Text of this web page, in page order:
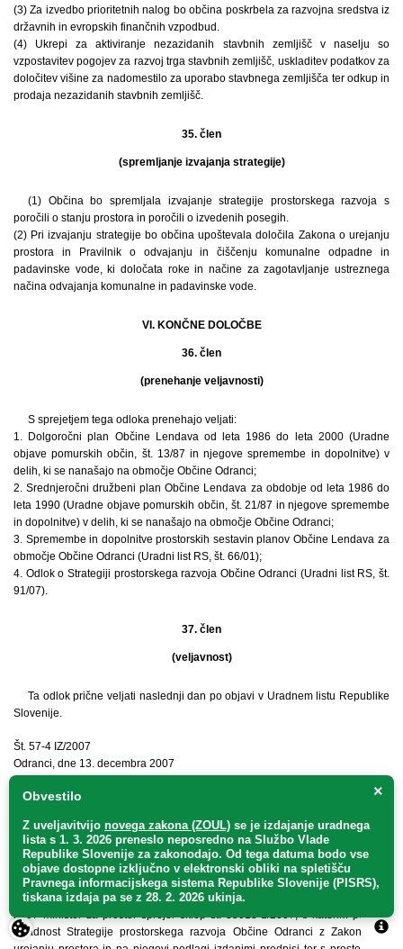
(3) Za izvedbo prioritetnih nalog bo občina poskrbela za razvojna sredstva iz
državnih in evropskih finančnih vzpodbud.
(4) Ukrepi za aktiviranje nezazidanih stavbnih zemljišč v naselju so
vzpostavitev pogojev za razvoj trga stavbnih zemljišč, uskladitev podatkov za
določitev višine za nadomestilo za uporabo stavbnega zemljišča ter odkup in
prodaja nezazidanih stavbnih zemljišč.
35. člen
(spremljanje izvajanja strategije)
(1) Občina bo spremljala izvajanje strategije prostorskega razvoja s
poročili o stanju prostora in poročili o izvedenih posegih.
(2) Pri izvajanju strategije bo občina upoštevala določila Zakona o urejanju
prostora in Pravilnik o odvajanju in čiščenju komunalne odpadne in
padavinske vode, ki določata roke in načine za zagotavljanje ustreznega
načina odvajanja komunalne in padavinske vode.
VI. KONČNE DOLOČBE
36. člen
(prenehanje veljavnosti)
S sprejetjem tega odloka prenehajo veljati:
1. Dolgoročni plan Občine Lendava od leta 1986 do leta 2000 (Uradne
objave pomurskih občin, št. 13/87 in njegove spremembe in dopolnitve) v
delih, ki se nanašajo na območje Občine Odranci;
2. Srednjeročni družbeni plan Občine Lendava za obdobje od leta 1986 do
leta 1990 (Uradne objave pomurskih občin, št. 21/87 in njegove spremembe
in dopolnitve) v delih, ki se nanašajo na območje Občine Odranci;
3. Spremembe in dopolnitve prostorskih sestavin planov Občine Lendava za
območje Občine Odranci (Uradni list RS, št. 66/01);
4. Odlok o Strategiji prostorskega razvoja Občine Odranci (Uradni list RS, št.
91/07).
37. člen
(veljavnost)
Ta odlok prične veljati naslednji dan po objavi v Uradnem listu Republike
Slovenije.
Št. 57-4 IZ/2007
Odranci, dne 13. decembra 2007
Ivan Markoja l.r.
Na podlagi četrtega odstavka 69. člena Zakona o urejanju prostora
(Uradni list RS, št. 110/02 in 8/03 – popr. in 58/03 – ZZK-1) je dne 14. 12.
2007 minister za prostor sprejel sklep št. 35018-1/2007, s katerim potrjuje
skladnost Strategije prostorskega razvoja Občine Odranci z Zakonom o
×
Obvestilo
Z uveljavitvijo novega zakona (ZOUL) se je izdajanje uradnega
lista s 1. 3. 2026 preneslo neposredno na Službo Vlade
Republike Slovenije za zakonodajo. Od tega datuma bodo vse
objave dostopne izključno v elektronski obliki na spletišču
Pravnega informacijskega sistema Republike Slovenije (PISRS),
tiskana izdaja pa se z 28. 2. 2026 ukinja.